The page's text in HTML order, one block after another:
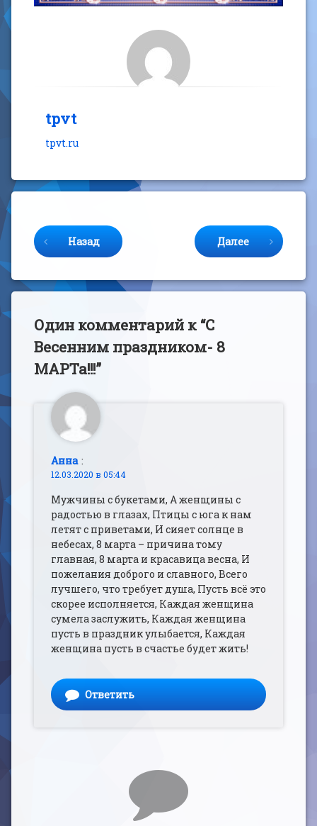
tpvt
tpvt.ru
Назад Далее
Один комментарий к “С
Весенним праздником- 8
МАРТа!!!”
Анна :
12.03.2020 в 05:44
Мужчины с букетами, А женщины с
радостью в глазах, Птицы с юга к нам
летят с приветами, И сияет солнце в
небесах, 8 марта – причина тому
главная, 8 марта и красавица весна, И
пожелания доброго и славного, Всего
лучшего, что требует душа, Пусть всё это
скорее исполняется, Каждая женщина
сумела заслужить, Каждая женщина
пусть в праздник улыбается, Каждая
женщина пусть в счастье будет жить!
Ответить